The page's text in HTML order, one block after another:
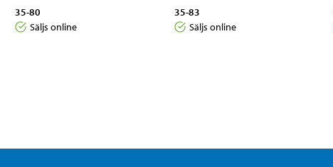
35-80
Säljs online
35-83
Säljs online